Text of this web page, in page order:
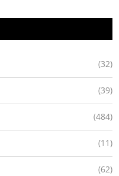
(32)
(39)
(484)
(11)
(62)